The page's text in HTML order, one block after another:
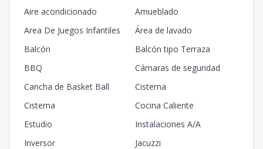
Aire acondicionado
Amueblado
Area De Juegos Infantiles
Área de lavado
Balcón
Balcón tipo Terraza
BBQ
Cámaras de seguridad
Cancha de Basket Ball
Cisterna
Cisterna
Cocina Caliente
Estudio
Instalaciones A/A
Inversor
Jacuzzi